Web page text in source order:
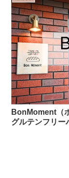
BonMoment（
グルテンフリー